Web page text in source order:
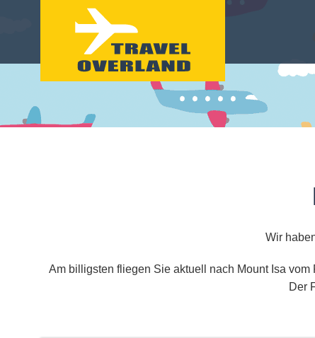
Wir
Am billigsten fliegen Sie aktuell nach Mount Isa
Der